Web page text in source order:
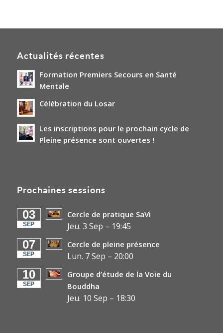
Actualités récentes
Formation Premiers Secours en Santé
Mentale
Célébration du Losar
Les inscriptions pour le prochain cycle de
Pleine présence sont ouvertes !
Prochaines sessions
03
SEP
Cercle de pratique SaVi
Jeu. 3 Sep – 19:45
07
SEP
Cercle de pleine présence
Lun. 7 Sep – 20:00
10
SEP
Groupe d’étude de la Voie du
Bouddha
Jeu. 10 Sep – 18:30